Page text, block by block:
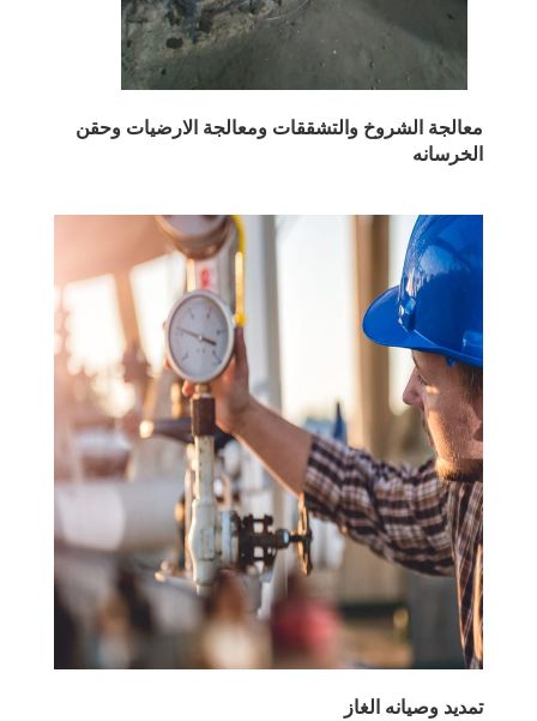
معالجة الشروخ والتشققات ومعالجة الارضيات وحقن
الخرسانه
تمديد وصيانه الغاز